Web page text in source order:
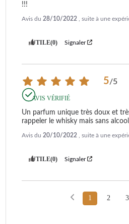
!!!
Avis du 28/10/2022 , suite à une
UTILE(0) Signaler
5/5
AVIS VÉRIFIÉ
Un parfum unique très doux et
rappeler le whisky mais sans
Avis du 20/10/2022 , suite à une
UTILE(0) Signaler
1 2 3